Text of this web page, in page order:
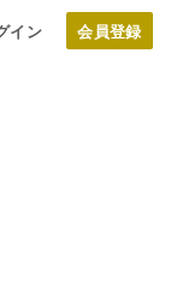
イン